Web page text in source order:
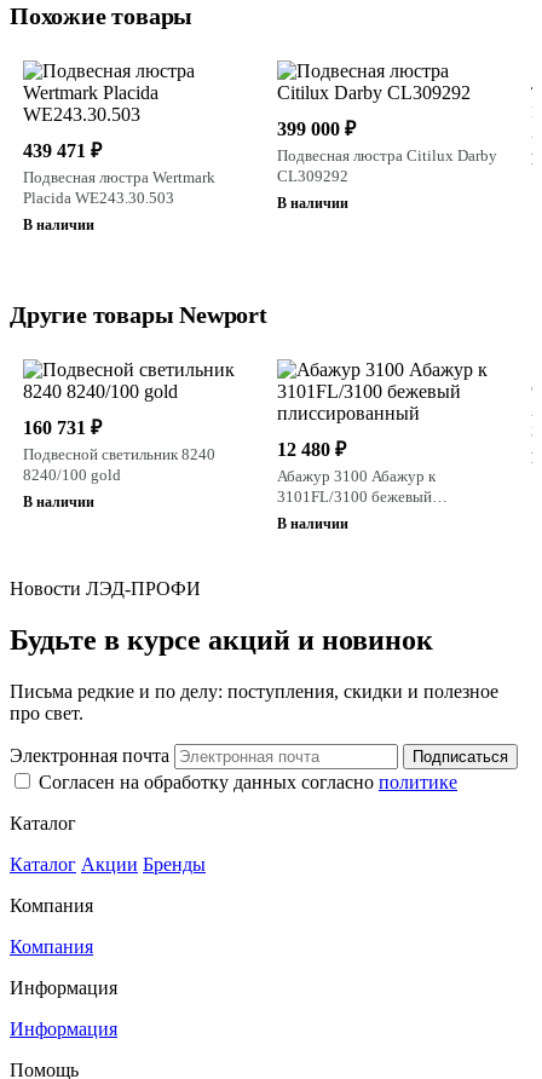
Похожие товары
439 471 ₽
Подвесная люстра Wertmark
Placida WE243.30.503
В наличии
399 000 ₽
Подвесная люстра Citilux Darby
CL309292
В наличии
В
Другие товары Newport
160 731 ₽
Подвесной светильник 8240
8240/100 gold
В наличии
12 480 ₽
Абажур 3100 Абажур к
3101FL/3100 бежевый
плиссированный
В наличии
В
Новости ЛЭД-ПРОФИ
Будьте в курсе акций и новинок
Письма редкие и по делу: поступления, скидки и полезное
про свет.
Электронная почта Подписаться
Согласен на обработку данных согласно политике
Каталог
Каталог Акции Бренды
Компания
Компания
Информация
Информация
Помощь